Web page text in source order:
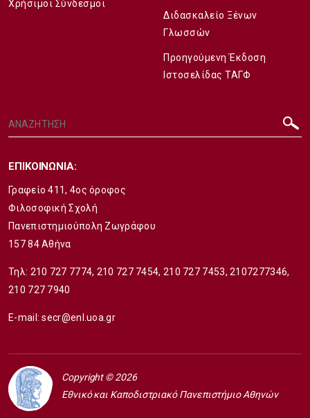
Χρήσιμοι Σύνδεσμοι
Διδασκαλείο Ξένων
Γλωσσών
Προηγούμενη Έκδοση
Ιστοσελίδας ΤΑΓΦ
ΕΠΙΚΟΙΝΩΝΙΑ:
Γραφείο 411, 4ος όροφος
Φιλοσοφική Σχολή
Πανεπιστημιούπολη Ζωγράφου
157 84 Αθήνα
Τηλ: 210 727 7774, 210 727 7454, 210 727 7453,2107277346,
210 727 7940
E-mail:secr@enl.uoa.gr
Copyright © 2026
Εθνικό και Καποδιστριακό Πανεπιστήμιο Αθηνών